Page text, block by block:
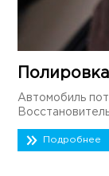
Автомобиль
Подробнее